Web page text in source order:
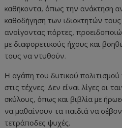
καθήκοντα, όπως την ανάκτηση
καθοδήγηση των ιδιοκτητών
ανοίγοντας πόρτες,
με διαφορετικούς ήχους και
τους να ντυθούν.
Η αγάπη του δυτικού πολιτισμού
στις τέχνες. Δεν είναι λίγες οι
σκύλους, όπως και βιβλία με
να μαθαίνουν τα παιδιά να
τετράποδες ψυχές.